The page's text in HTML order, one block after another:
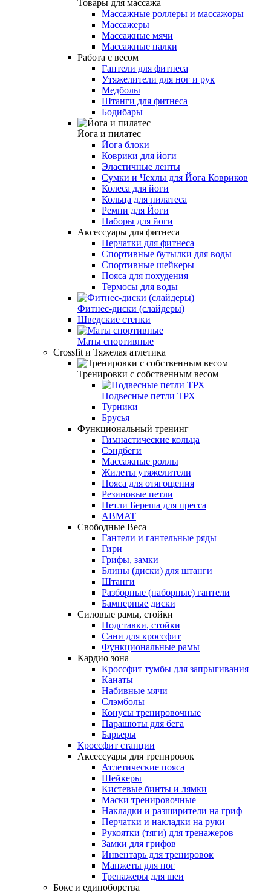
Товары для массажа
Массажные роллеры и массажоры
Массажеры
Массажные мячи
Массажные палки
Работа с весом
Гантели для фитнеса
Утяжелители для ног и рук
Медболы
Штанги для фитнеса
Бодибары
Йога и пилатес
Йога блоки
Коврики для йоги
Эластичные ленты
Сумки и Чехлы для Йога Ковриков
Колеса для йоги
Кольца для пилатеса
Ремни для Йоги
Наборы для йоги
Аксессуары для фитнеса
Перчатки для фитнеса
Спортивные бутылки для воды
Спортивные шейкеры
Пояса для похудения
Термосы для воды
Фитнес-диски (слайдеры)
Шведские стенки
Маты спортивные
Crossfit и Тяжелая атлетика
Тренировки с собственным весом
Подвесные петли ТРХ
Турники
Брусья
Функциональный тренинг
Гимнастические кольца
Сэндбеги
Массажные роллы
Жилеты утяжелители
Пояса для отягощения
Резиновые петли
Петли Береша для пресса
ABMAT
Свободные Веса
Гантели и гантельные ряды
Гири
Грифы, замки
Блины (диски) для штанги
Штанги
Разборные (наборные) гантели
Бамперные диски
Силовые рамы, стойки
Подставки, стойки
Сани для кроссфит
Функциональные рамы
Кардио зона
Кроссфит тумбы для запрыгивания
Канаты
Набивные мячи
Слэмболы
Конусы тренировочные
Парашюты для бега
Барьеры
Кроссфит станции
Аксессуары для тренировок
Атлетические пояса
Шейкеры
Кистевые бинты и лямки
Маски тренировочные
Накладки и разширители на гриф
Перчатки и накладки на руки
Рукоятки (тяги) для тренажеров
Замки для грифов
Инвентарь для тренировок
Манжеты для ног
Тренажеры для шеи
Бокс и единоборства